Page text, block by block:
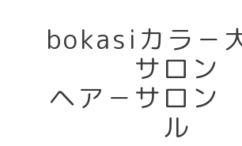
bokasiカラ－
サロン
ヘア－サロン
ル